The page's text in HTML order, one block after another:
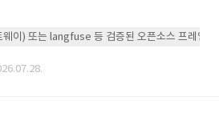
이) 또는 langfuse 등 검증된 오픈소스 프레임워